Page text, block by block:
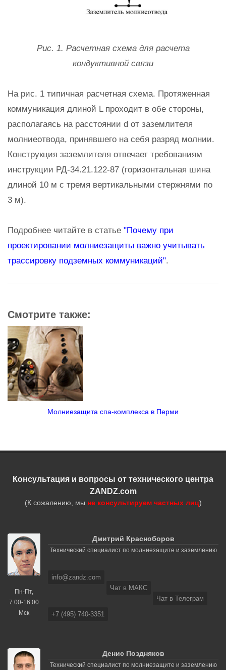
Рис. 1. Расчетная схема для расчета
кондуктивной связи
На рис. 1 типичная расчетная схема. Протяженная
коммуникация длиной L проходит в обе стороны,
располагаясь на расстоянии d от заземлителя
молниеотвода, принявшего на себя разряд молнии.
Конструкция заземлителя отвечает требованиям
инструкции РД-34.21.122-87 (горизонтальная шина
длиной 10 м с тремя вертикальными стержнями по
3 м).
Подробнее читайте в статье "Почему при
проектировании молниезащиты важно учитывать
трассировку подземных коммуникаций".
Смотрите также:
Молниезащита спа-комплекса в Перми
Консультация и вопросы от технического центра
ZANDZ.com
(К сожалению, мы не консультируем частных лиц)
Пн-Пт,
7:00-16:00
Мск
Дмитрий Красноборов
Технический специалист по молниезащите и заземлению
info@zandz.com
Чат в МАКС
Чат в Телеграм
+7 (495) 740-3351
Денис Поздняков
Технический специалист по молниезащите и заземлению